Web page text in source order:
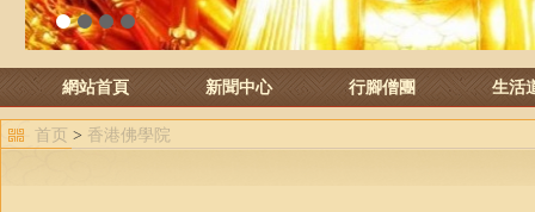
1 2 3 4
網站首頁 新聞中心 行腳僧團 生活
首页 > 香港佛學院